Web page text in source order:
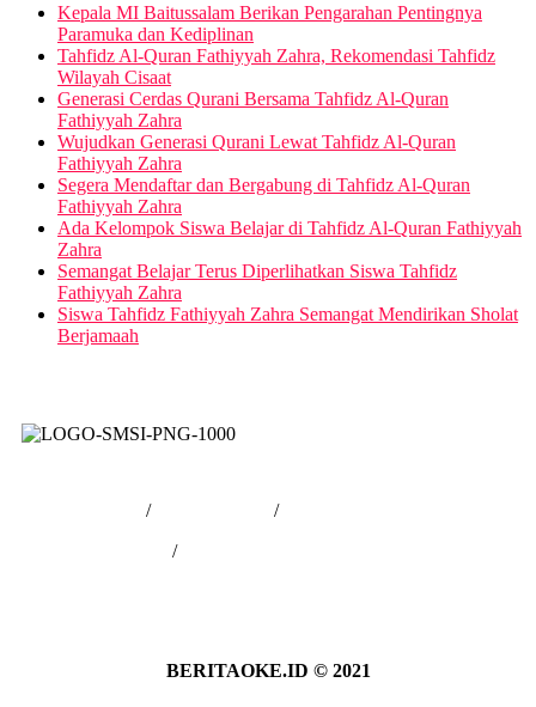
Kepala MI Baitussalam Berikan Pengarahan Pentingnya
Paramuka dan Kediplinan
Tahfidz Al-Quran Fathiyyah Zahra, Rekomendasi Tahfidz
Wilayah Cisaat
Generasi Cerdas Qurani Bersama Tahfidz Al-Quran
Fathiyyah Zahra
Wujudkan Generasi Qurani Lewat Tahfidz Al-Quran
Fathiyyah Zahra
Segera Mendaftar dan Bergabung di Tahfidz Al-Quran
Fathiyyah Zahra
Ada Kelompok Siswa Belajar di Tahfidz Al-Quran Fathiyyah
Zahra
Semangat Belajar Terus Diperlihatkan Siswa Tahfidz
Fathiyyah Zahra
Siswa Tahfidz Fathiyyah Zahra Semangat Mendirikan Sholat
Berjamaah
/
/
/
BERITAOKE.ID © 2021